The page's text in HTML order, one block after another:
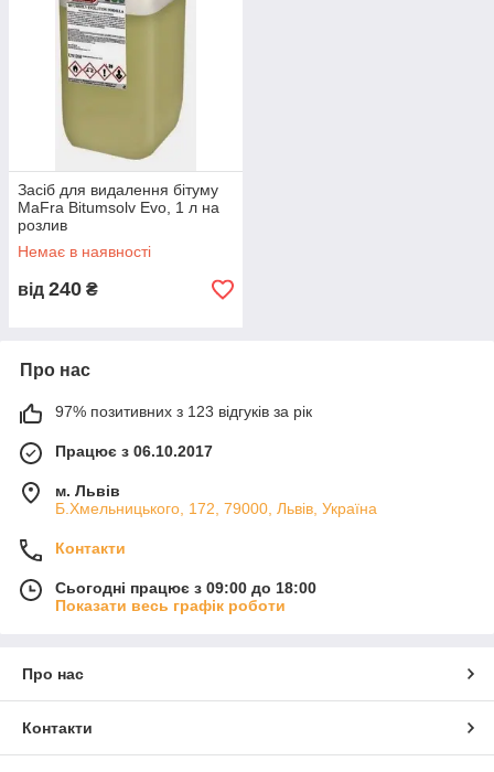
Засіб для видалення бітуму
MaFra Bitumsolv Evo, 1 л на
розлив
Немає в наявності
від 240 ₴
Про нас
97% позитивних з 123 відгуків за рік
Працює з 06.10.2017
м. Львів
Б.Хмельницького, 172, 79000, Львів, Україна
Контакти
Сьогодні працює з 09:00 до 18:00
Показати весь графік роботи
Про нас
Контакти